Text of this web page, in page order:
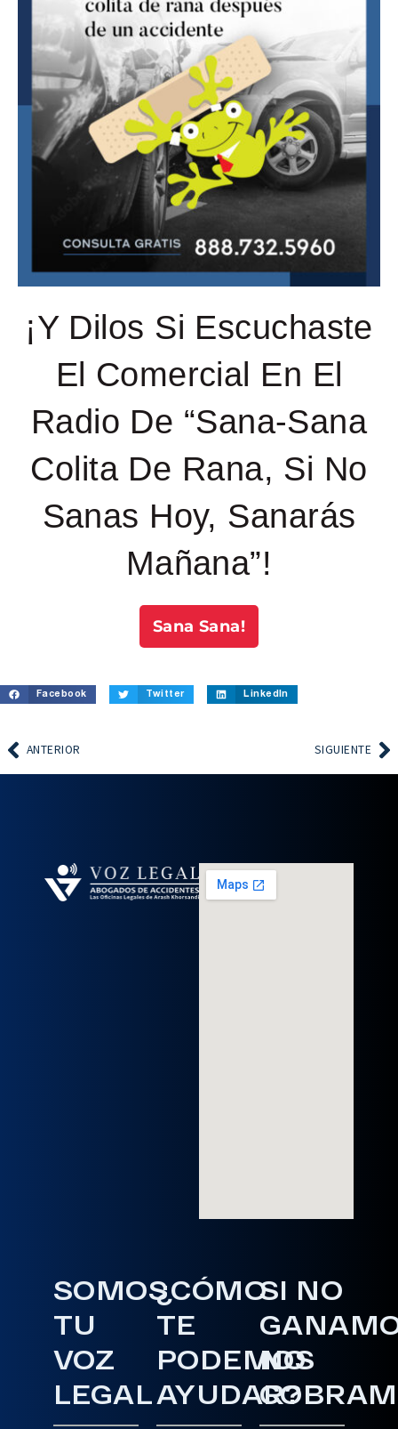
¡Y Dilos Si Escuchaste
El Comercial En El
Radio De “Sana-Sana
Colita De Rana, Si No
Sanas Hoy, Sanarás
Mañana”!
Sana Sana!
Facebook Twitter LinkedIn
ANTERIOR SIGUIENTE
SOMOS
TU
VOZ
LEGAL
¿CÓMO
TE
PODEMOS
AYUDAR?
SI NO
NO